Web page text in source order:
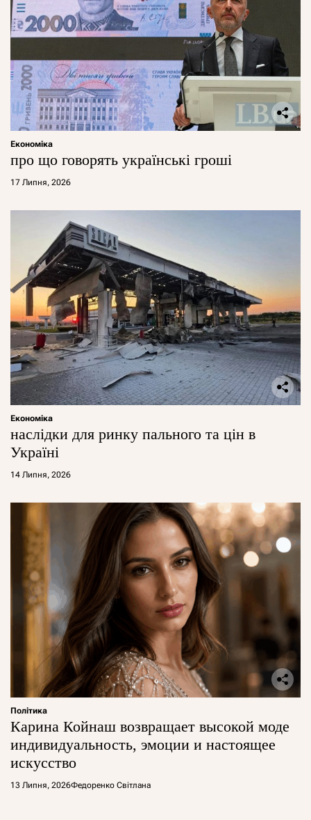
Економіка
про що говорять українські гроші
17 Липня, 2026
Економіка
наслідки для ринку пального та цін в
Україні
14 Липня, 2026
Політика
Карина Койнаш возвращает высокой моде
индивидуальность, эмоции и настоящее
искусство
13 Липня, 2026Федоренко Світлана